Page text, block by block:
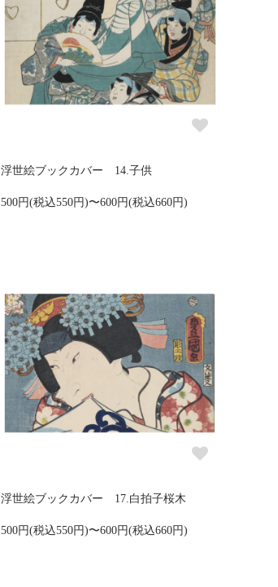
浮世絵ブックカバー 14.子供
500円(税込550円)〜600円(税込660円)
浮世絵ブックカバー 17.白拍子桜木
500円(税込550円)〜600円(税込660円)